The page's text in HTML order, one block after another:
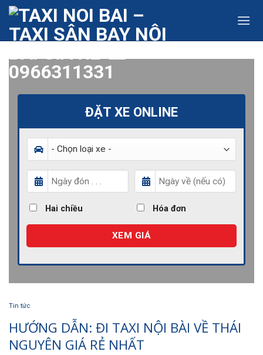
Skip
content
ĐẶT XE ONLINE
Hai chiều Hóa đơn
XEM GIÁ
Tin tức
HƯỚNG DẪN: ĐI TAXI NỘI BÀI VỀ THÁI
NGUYÊN GIÁ RẺ NHẤT